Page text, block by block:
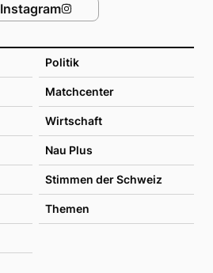
Politik
Matchcenter
Wirtschaft
Nau Plus
Stimmen der Schweiz
Themen
Instagram